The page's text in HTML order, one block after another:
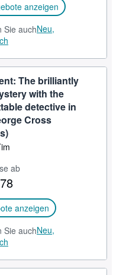
anzeigen
Sie auchNeu,
The brilliantly
with the
detective in
Cross
ab
anzeigen
Sie auchNeu,